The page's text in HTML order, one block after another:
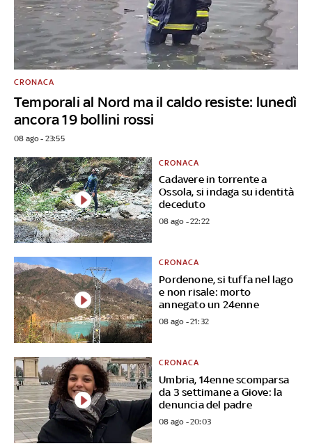
Temporali al Nord ma il caldo resiste: lunedì
ancora 19 bollini rossi
CRONACA
08 ago - 23:55
Cadavere in torrente a
Ossola, si indaga su identità
deceduto
CRONACA
08 ago - 22:22
Pordenone, si tuffa nel lago
e non risale: morto
annegato un 24enne
CRONACA
08 ago - 21:32
Umbria, 14enne scomparsa
da 3 settimane a Giove: la
denuncia del padre
CRONACA
08 ago - 20:03